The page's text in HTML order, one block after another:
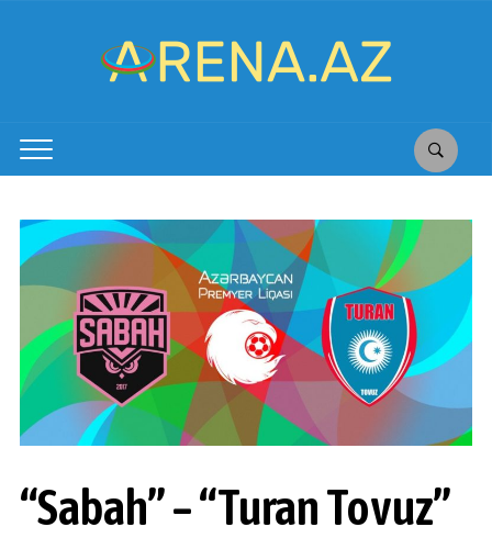
“Sabah” – “Turan Tovuz”